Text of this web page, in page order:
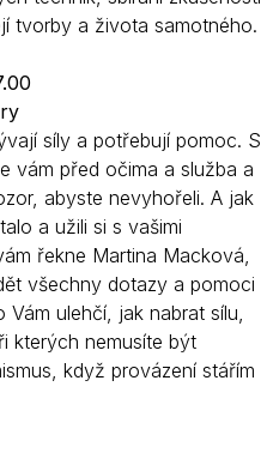
tvorby a života samotného.
síly a potřebují pomoc. S
vám před očima a služba a
abyste nevyhořeli. A jak
a užili si s vašimi
řekne Martina Macková,
všechny dotazy a pomoci
ulehčí, jak nabrat sílu,
kterých nemusíte být
když provázení stářím